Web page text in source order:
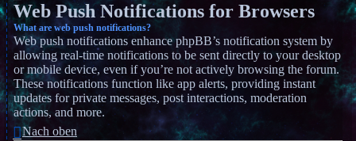
Web Push Notifications for Browsers
What are web push notifications?
Web push notifications enhance phpBB’s notification system by
allowing real-time notifications to be sent directly to your desktop
or mobile device, even if you’re not actively browsing the forum.
These notifications function like app alerts, providing instant
updates for private messages, post interactions, moderation
actions, and more.
Nach oben